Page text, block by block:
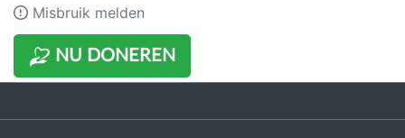
NU DONEREN
Misbruik melden